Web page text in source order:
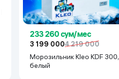
233 260 сум/мес
3 199 0004 219 000
Морозильник Kleo KDF 300,
белый